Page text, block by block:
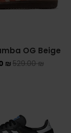
Uncategorized
OG Beige
529.00₪
₪